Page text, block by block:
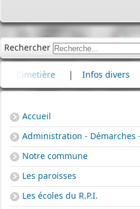
Rechercher
| Infos divers |
Accueil
Administration - Démarches
Notre commune
Les paroisses
Les écoles du R.P.I.